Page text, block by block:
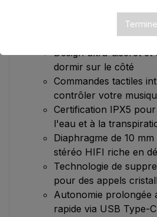
Caractéristiques principales:
Design ultra-discret
dormir sur le côté
Commandes tactiles
contrôler votre
Certification IPX5
l'eau et à la
Diaphragme de 10
stéréo HIFI riche en
Technologie de
pour des appels
Autonomie prolongée
rapide via USB Type-C